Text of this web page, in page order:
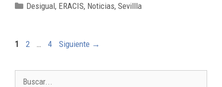
Desigual, ERACIS, Noticias,Sevillla
1 2 … 4 Siguiente →